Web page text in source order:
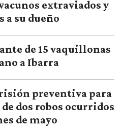
extraviados y
su dueño
de 15 vaquillonas
a Ibarra
preventiva para
dos robos ocurridos
de mayo